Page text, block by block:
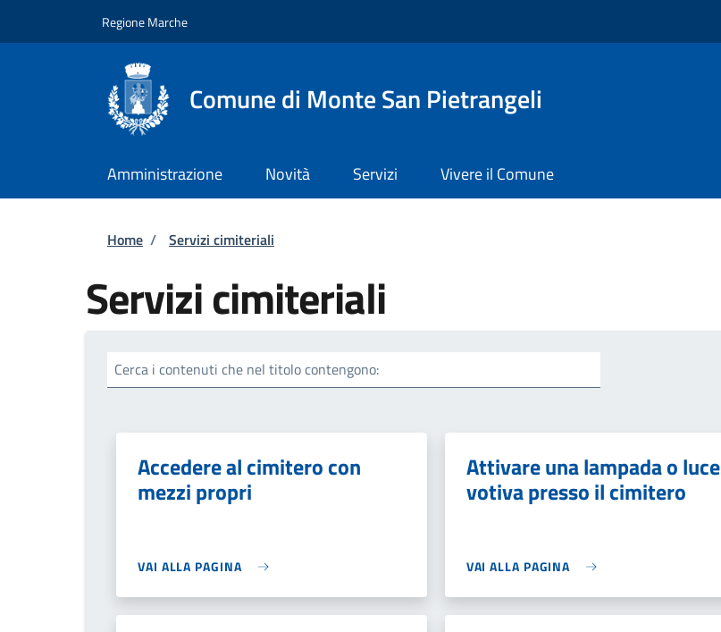
Regione Marche
Comune di Monte San Pietrangeli
Amministrazione Novità Servizi Vivere il Comune
Briciole di pane
Home / Servizi cimiteriali
Servizi cimiteriali
Cerca i contenuti che nel titolo contengono:
Accedere al cimitero con
mezzi propri
VAI ALLA PAGINA
Attivare una lampada o luce
votiva presso il cimitero
VAI ALLA PAGINA